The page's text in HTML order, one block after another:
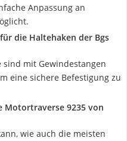
Anpassung an
die Haltehaken der Bgs
mit Gewindestangen
eine sichere Befestigung zu
Motortraverse 9235 von
wie auch die meisten